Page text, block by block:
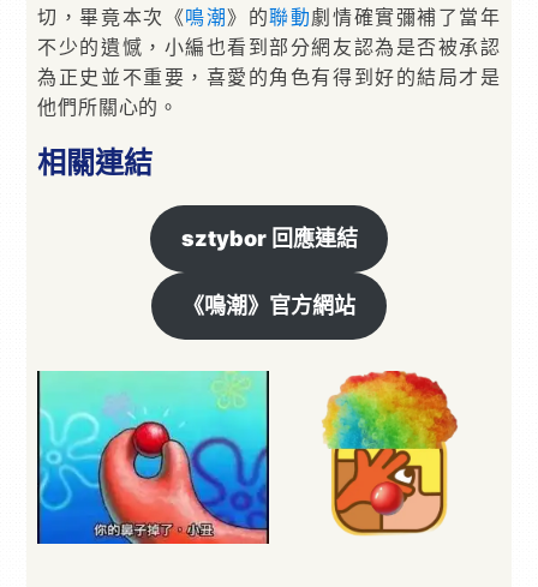
切，畢竟本次《鳴潮》的聯動劇情確實彌補了當年
不少的遺憾，小編也看到部分網友認為是否被承認
為正史並不重要，喜愛的角色有得到好的結局才是
他們所關心的。
相關連結
sztybor回應連結
《鳴潮》官方網站